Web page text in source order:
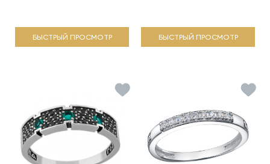
БЫСТРЫЙ ПРОСМОТР БЫСТРЫЙ ПРОСМОТР